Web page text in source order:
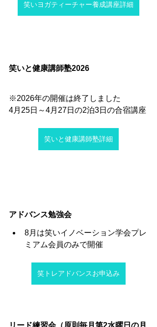
笑いヨガティーチャー養成講座詳細
笑いと健康講師塾2026
※2026年の開催は終了しました
4月25日～4月27日の2泊3日の合宿講座
笑いと健康講師塾詳細
アドバンス勉強会
8月は笑いイノベーション学会プレ
ミアム会員のみで開催
笑トレアドバンスお申込み
リード練習会（原則毎月第2水曜日の月